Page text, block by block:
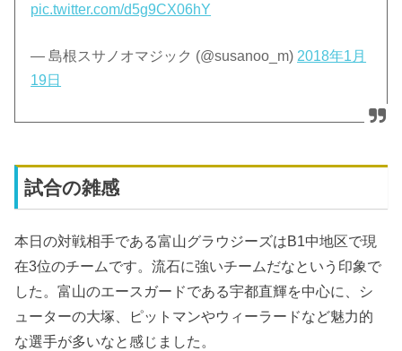
pic.twitter.com/d5g9CX06hY
— 島根スサノオマジック (@susanoo_m) 2018年1月
19日
試合の雑感
本日の対戦相手である富山グラウジーズはB1中地区で現
在3位のチームです。流石に強いチームだなという印象で
した。富山のエースガードである宇都直輝を中心に、シ
ューターの大塚、ピットマンやウィーラードなど魅力的
な選手が多いなと感じました。